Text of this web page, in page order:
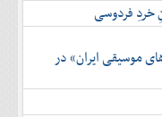
خردِ فردوسی
موسیقی ایران» در